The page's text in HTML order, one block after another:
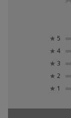
★ 5
★ 4
★ 3
★ 2
★ 1